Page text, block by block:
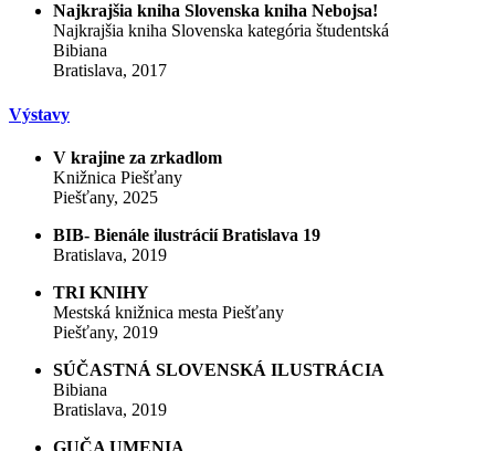
Najkrajšia kniha Slovenska kniha Nebojsa!
Najkrajšia kniha Slovenska kategória študentská
Bibiana
Bratislava, 2017
Výstavy
V krajine za zrkadlom
Knižnica Piešťany
Piešťany, 2025
BIB- Bienále ilustrácií Bratislava 19
Bratislava, 2019
TRI KNIHY
Mestská knižnica mesta Piešťany
Piešťany, 2019
SÚČASTNÁ SLOVENSKÁ ILUSTRÁCIA
Bibiana
Bratislava, 2019
GUČA UMENIA